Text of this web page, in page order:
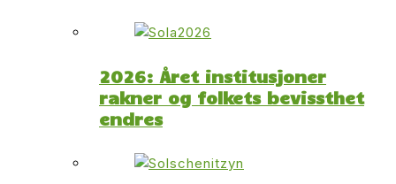
2026: Året institusjoner
rakner og folkets bevissthet
endres